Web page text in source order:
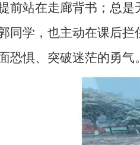
前站在走廊背书；总
同学，也主动在课后
恐惧、突破迷茫的勇气